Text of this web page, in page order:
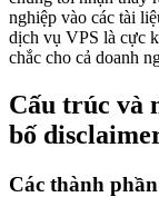
nghiệp vào các tài
dịch vụ VPS là cực
chắc cho cả doanh
Cấu trúc và
bố
Các thành